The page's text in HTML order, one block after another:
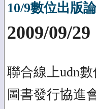
10/9數位出版
2009/09/29
聯合線上udn
圖書發行協進